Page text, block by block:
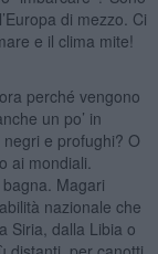
di mezzo. Ci
e il clima mite!
perché vengono
un po’ in
e profughi? O
ai mondiali.
Magari
nazionale che
Siria, dalla Libia o